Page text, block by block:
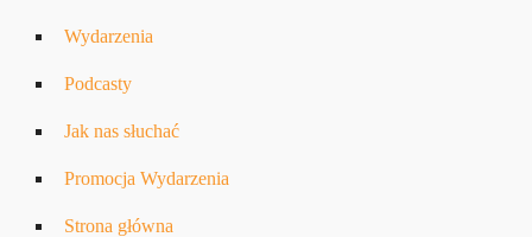
Wydarzenia
Podcasty
Jak nas słuchać
Promocja Wydarzenia
Strona główna